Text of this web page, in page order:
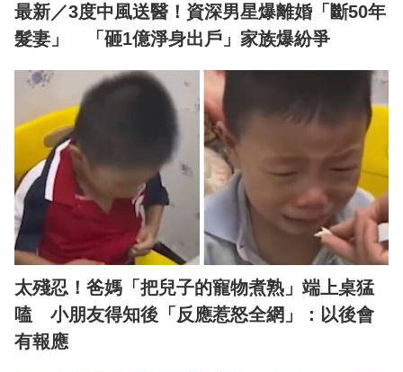
最新／3度中風送醫！資深男星爆離婚「斷50年
髮妻」 「砸1億淨身出戶」家族爆紛爭
太殘忍！爸媽「把兒子的寵物煮熟」端上桌猛
嗑 小朋友得知後「反應惹怒全網」：以後會
有報應